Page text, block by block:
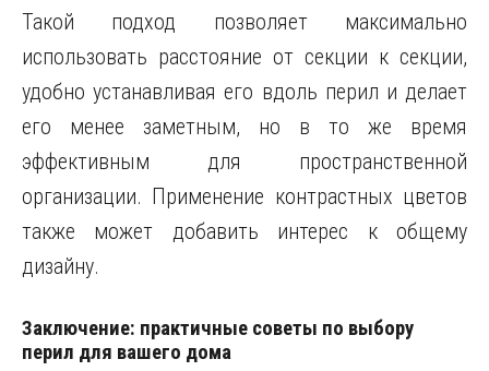
Такой подход позволяет максимально
использовать расстояние от секции к секции,
удобно устанавливая его вдоль перил и делает
его менее заметным, но в то же время
эффективным для пространственной
организации. Применение контрастных цветов
также может добавить интерес к общему
дизайну.
Заключение: практичные советы по выбору
перил для вашего дома